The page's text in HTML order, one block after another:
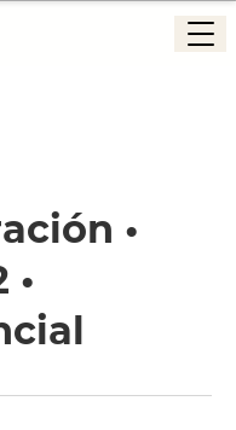
•
•